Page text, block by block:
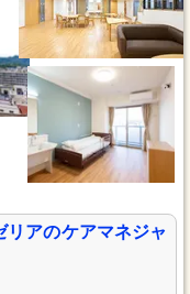
アのケアマネジャ